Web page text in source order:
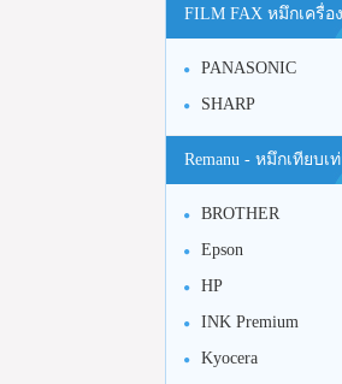
FILM FAX หมึกเครื่อ
PANASONIC
SHARP
Remanu - หมึกเทียบ
BROTHER
Epson
HP
INK Premium
Kyocera